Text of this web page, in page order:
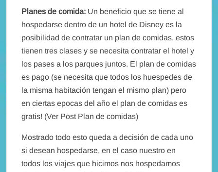
Planes de comida: Un beneficio que se tiene al
hospedarse dentro de un hotel de Disney es la
posibilidad de contratar un plan de comidas, estos
tienen tres clases y se necesita contratar el hotel y
los pases a los parques juntos. El plan de comidas
es pago (se necesita que todos los huespedes de
la misma habitación tengan el mismo plan) pero
en ciertas epocas del año el plan de comidas es
gratis! (Ver Post Plan de comidas)
Mostrado todo esto queda a decisión de cada uno
si desean hospedarse, en el caso nuestro en
todos los viajes que hicimos nos hospedamos